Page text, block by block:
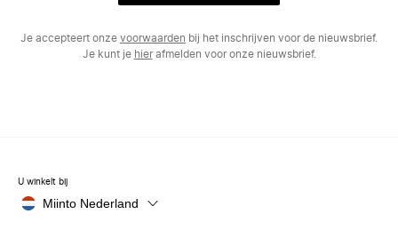
Je accepteert onze voorwaarden bij het inschrijven voor de nieuwsbrief.
Je kunt je hierafmelden voor onze nieuwsbrief.
U winkelt bij
Miinto Nederland